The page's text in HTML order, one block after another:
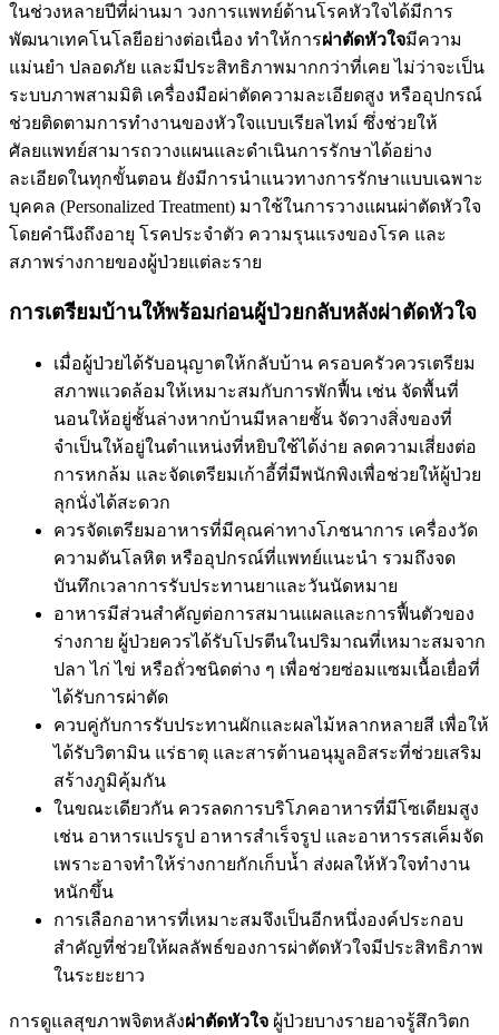
ในช่วงหลายปีที่ผ่านมา วงการแพทย์ด้านโรคหัวใจได้มีการ
พัฒนาเทคโนโลยีอย่างต่อเนื่อง ทำให้การผ่าตัดหัวใจมีความ
แม่นยำ ปลอดภัย และมีประสิทธิภาพมากกว่าที่เคย ไม่ว่าจะเป็น
ระบบภาพสามมิติ เครื่องมือผ่าตัดความละเอียดสูง หรืออุปกรณ์
ช่วยติดตามการทำงานของหัวใจแบบเรียลไทม์ ซึ่งช่วยให้
ศัลยแพทย์สามารถวางแผนและดำเนินการรักษาได้อย่าง
ละเอียดในทุกขั้นตอน ยังมีการนำแนวทางการรักษาแบบเฉพาะ
บุคคล (Personalized Treatment) มาใช้ในการวางแผนผ่าตัดหัวใจ
โดยคำนึงถึงอายุ โรคประจำตัว ความรุนแรงของโรค และ
สภาพร่างกายของผู้ป่วยแต่ละราย
การเตรียมบ้านให้พร้อมก่อนผู้ป่วยกลับหลังผ่าตัดหัวใจ
เมื่อผู้ป่วยได้รับอนุญาตให้กลับบ้าน ครอบครัวควรเตรียม
สภาพแวดล้อมให้เหมาะสมกับการพักฟื้น เช่น จัดพื้นที่
นอนให้อยู่ชั้นล่างหากบ้านมีหลายชั้น จัดวางสิ่งของที่
จำเป็นให้อยู่ในตำแหน่งที่หยิบใช้ได้ง่าย ลดความเสี่ยงต่อ
การหกล้ม และจัดเตรียมเก้าอี้ที่มีพนักพิงเพื่อช่วยให้ผู้ป่วย
ลุกนั่งได้สะดวก
ควรจัดเตรียมอาหารที่มีคุณค่าทางโภชนาการ เครื่องวัด
ความดันโลหิต หรืออุปกรณ์ที่แพทย์แนะนำ รวมถึงจด
บันทึกเวลาการรับประทานยาและวันนัดหมาย
อาหารมีส่วนสำคัญต่อการสมานแผลและการฟื้นตัวของ
ร่างกาย ผู้ป่วยควรได้รับโปรตีนในปริมาณที่เหมาะสมจาก
ปลา ไก่ ไข่ หรือถั่วชนิดต่าง ๆ เพื่อช่วยซ่อมแซมเนื้อเยื่อที่
ได้รับการผ่าตัด
ควบคู่กับการรับประทานผักและผลไม้หลากหลายสี เพื่อให้
ได้รับวิตามิน แร่ธาตุ และสารต้านอนุมูลอิสระที่ช่วยเสริม
สร้างภูมิคุ้มกัน
ในขณะเดียวกัน ควรลดการบริโภคอาหารที่มีโซเดียมสูง
เช่น อาหารแปรรูป อาหารสำเร็จรูป และอาหารรสเค็มจัด
เพราะอาจทำให้ร่างกายกักเก็บน้ำ ส่งผลให้หัวใจทำงาน
หนักขึ้น
การเลือกอาหารที่เหมาะสมจึงเป็นอีกหนึ่งองค์ประกอบ
สำคัญที่ช่วยให้ผลลัพธ์ของการผ่าตัดหัวใจมีประสิทธิภาพ
ในระยะยาว
การดูแลสุขภาพจิตหลังผ่าตัดหัวใจ ผู้ป่วยบางรายอาจรู้สึกวิตก